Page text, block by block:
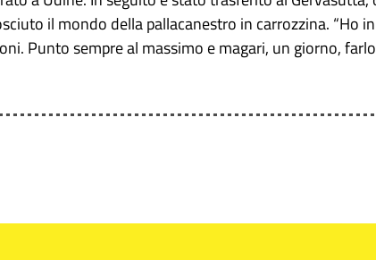
il mondo della pallacanestro in carrozzina. “Ho
Punto sempre al massimo e magari, un giorno,